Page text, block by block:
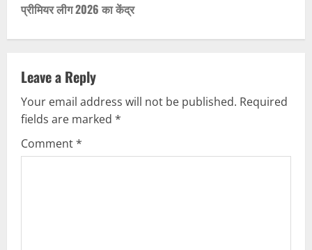
n
v
i
g
प्रीमियर लीग 2026 का केंद्र
Leave a Reply
Your email address will not be published. Required
fields are marked *
Comment*